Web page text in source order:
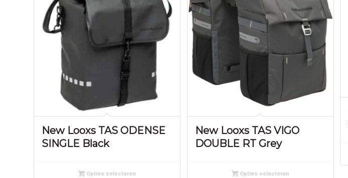
New Looxs TAS ODENSE
SINGLE Black
Opties selecteren
New Looxs TAS VIGO
DOUBLE RT Grey
Opties selecteren